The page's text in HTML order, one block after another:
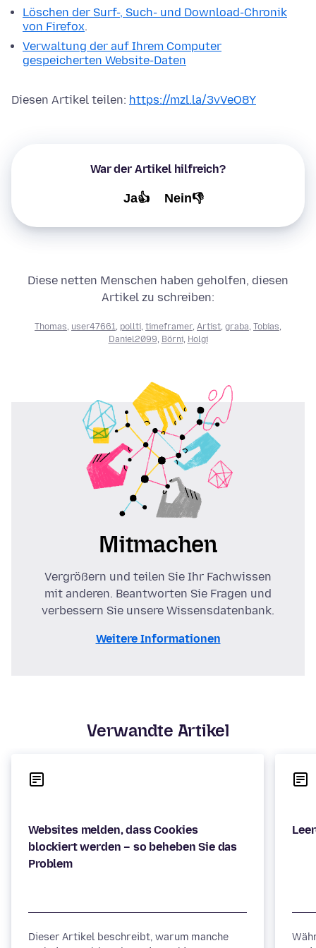
Löschen der Surf-, Such- und Download-Chronik
von Firefox.
Verwaltung der auf Ihrem Computer
gespeicherten Website-Daten
Diesen Artikel teilen: https://mzl.la/3vVeO8Y
War der Artikel hilfreich?
Ja👍 Nein👎
Diese netten Menschen haben geholfen, diesen
Artikel zu schreiben:
Thomas user47661 pollti timeframer, Artist graba Tobias
Daniel2099 Börni, Holgi
Mitmachen
Vergrößern und teilen Sie Ihr Fachwissen
mit anderen. Beantworten Sie Fragen und
verbessern Sie unsere Wissensdatenbank.
Weitere Informationen
Verwandte Artikel
Websites melden, dass Cookies
blockiert werden – so beheben Sie das
Problem
Dieser Artikel beschreibt, warum manche